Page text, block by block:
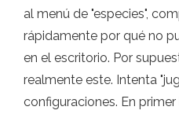
al menú de "especies",
rápidamente por qué no
en el escritorio. Por
realmente este. Intenta
configuraciones. En